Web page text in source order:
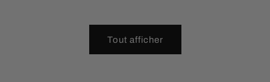
Tout afficher